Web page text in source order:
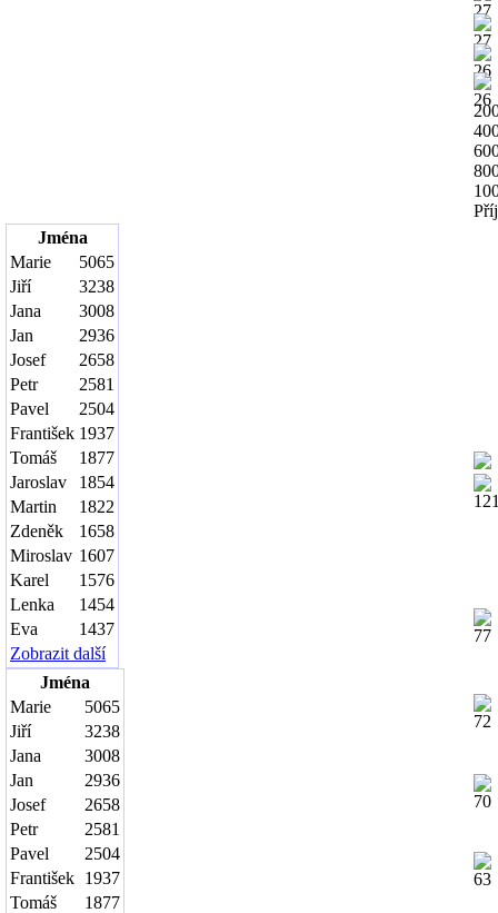
Jména
Marie
5065
Jiří
3238
Jana
3008
Jan
2936
Josef
2658
Petr
2581
Pavel
2504
František 1937
Tomáš
1877
Jaroslav
1854
Martin
1822
Zdeněk
1658
Miroslav 1607
Karel
1576
Lenka
1454
Eva
1437
Zobrazit další
Jména
Marie
5065
Jiří
3238
Jana
3008
Jan
2936
Josef
2658
Petr
2581
Pavel
2504
František 1937
Tomáš
1877